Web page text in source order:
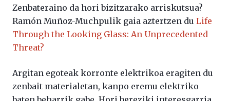
Zenbateraino da hori bizitzarako arriskutsua?
Ramón Muñoz-Muchpulik gaia aztertzen du Life
Through the Looking Glass: An Unprecedented
Threat?
Argitan egoteak korronte elektrikoa eragiten du
zenbait materialetan, kanpo eremu elektriko